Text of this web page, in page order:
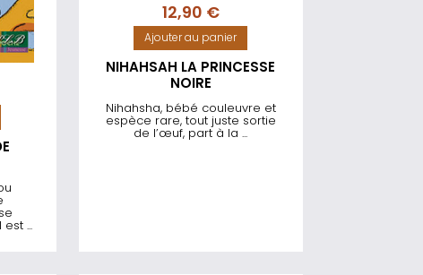
...
12,90 €
Ajouter au panier
NIHAHSAH LA PRINCESSE
NOIRE
Nihahsha, bébé couleuvre et
espèce rare, tout juste sortie
de l’œuf, part à la ...